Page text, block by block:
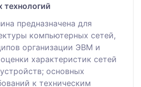
технологий
предназначена для
компьютерных сетей,
организации ЭВМ и
характеристик сетей
основных
к техническим